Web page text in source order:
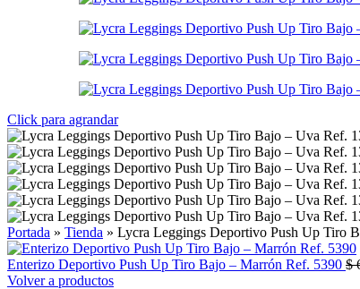
Click para agrandar
Portada » Tienda » Lycra Leggings Deportivo Push Up Tiro
Enterizo Deportivo Push Up Tiro Bajo – Marrón Ref. 5390 $
Volver a productos